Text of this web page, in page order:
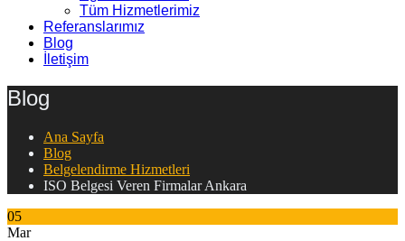
Tüm Hizmetlerimiz
Referanslarımız
Blog
İletişim
Blog
Ana Sayfa
Blog
Belgelendirme Hizmetleri
ISO Belgesi Veren Firmalar Ankara
05
Mar